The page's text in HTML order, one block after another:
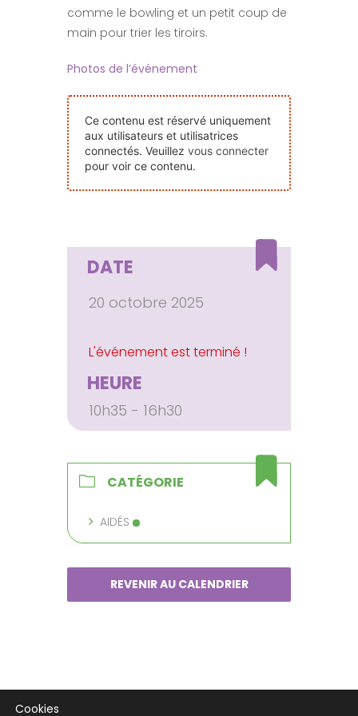
Nos Événements
Nous Contacter
Devenir Bénévole
Faire Un Don
comme le bowling et un petit coup de
main pour trier les tiroirs.
Photos de l’événement
Ce contenu est réservé uniquement
aux utilisateurs et utilisatrices
connectés. Veuillez vous connecter
pour voir ce contenu.
DATE
20 octobre 2025
HEURE
10h35 - 16h30
CATÉGORIE
AIDÉS
REVENIR AU CALENDRIER
Cookies